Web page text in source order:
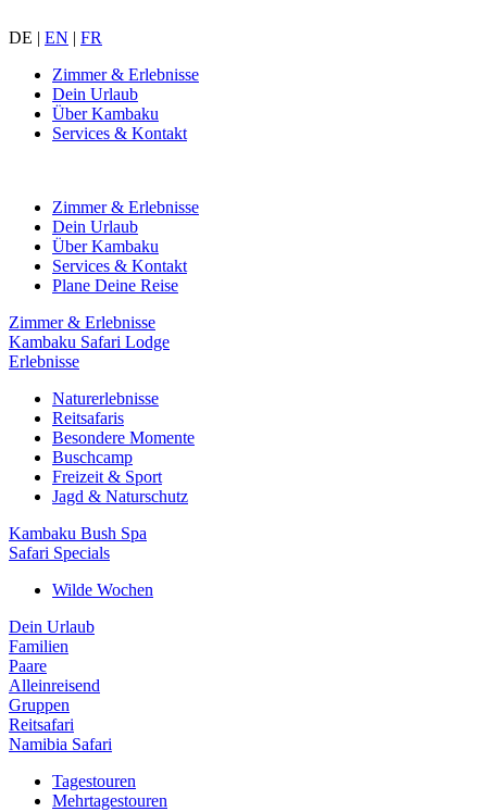
DE | EN | FR
Zimmer & Erlebnisse
Dein Urlaub
Über Kambaku
Services & Kontakt
Zimmer & Erlebnisse
Dein Urlaub
Über Kambaku
Services & Kontakt
Plane Deine Reise
Zimmer & Erlebnisse
Kambaku Safari Lodge
Erlebnisse
Naturerlebnisse
Reitsafaris
Besondere Momente
Buschcamp
Freizeit & Sport
Jagd & Naturschutz
Kambaku Bush Spa
Safari Specials
Wilde Wochen
Dein Urlaub
Familien
Paare
Alleinreisend
Gruppen
Reitsafari
Namibia Safari
Tagestouren
Mehrtagestouren